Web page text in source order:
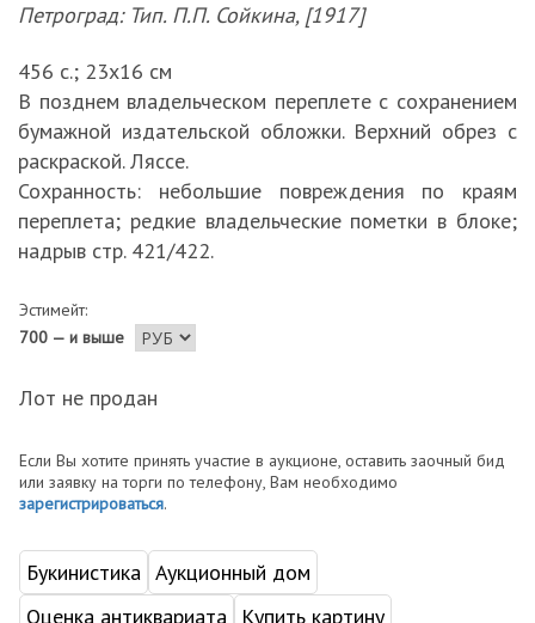
Петроград: Тип. П.П. Сойкина, [1917]
456 с.; 23х16 см
В позднем владельческом переплете с сохранением
бумажной издательской обложки. Верхний обрез с
раскраской. Ляссе.
Сохранность: небольшие повреждения по краям
переплета; редкие владельческие пометки в блоке;
надрыв стр. 421/422.
Эстимейт:
700 — и выше
Лот не продан
Если Вы хотите принять участие в аукционе, оставить заочный бид
или заявку на торги по телефону, Вам необходимо
зарегистрироваться.
Букинистика Аукционный дом
Оценка антиквариата
Купить картину